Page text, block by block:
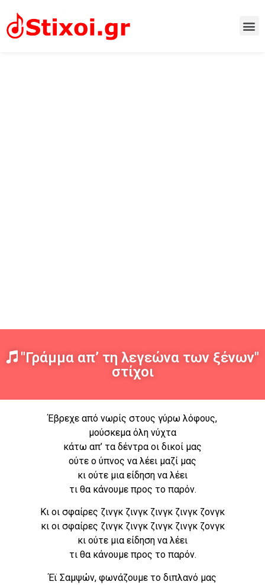
"Γράμμα απ’ τη λεγεώνα των ξένων"
στίχοι
Έβρεχε από νωρίς στους γύρω λόφους,
μούσκεμα όλη νύχτα
κάτω απ’ τα δέντρα οι δικοί μας
ούτε ο ύπνος να λέει μαζί μας
κι ούτε μια είδηση να λέει
τι θα κάνουμε προς το παρόν.
Κι οι σφαίρες ζινγκ ζινγκ ζινγκ ζινγκ ζονγκ
κι οι σφαίρες ζινγκ ζινγκ ζινγκ ζινγκ ζονγκ
κι ούτε μια είδηση να λέει
τι θα κάνουμε προς το παρόν.
Έϊ Σαμψών, φωνάζουμε το διπλανό μας